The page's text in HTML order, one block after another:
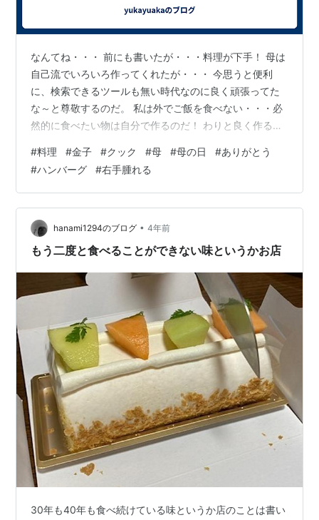
なんてね・・・ 前にも書いたが・・・料理が下手！ 母は
自己流でいろいろ作ってくれたが・・・ 今思うと便利
に、検索できるツールも無い時代なのに良く頑張ってた
な～と尊敬するのだ。 私は外でご飯を食べない・・・必
然的に食べたい物は自分で作るのだ！ わりと良く作る食
普段はやらないが、うっかりやってしまったことがあ
る。 『素手でこねる』をしてしまった・・・ よ～く手を
洗っても、昨今、素手で肉をこねるはやらない行為だ、
自宅でも・・・ だがしかし、私はその時、何故だか素手
で肉を鷲掴みしてしまった。 とっさに、やばいと思った
が・・・自分の分だけだし、『まっい…
#料理 #金子 #クック #母 #母の日 #ありがとう
#ハンバーグ #右手腫れる
hanami1294のブログ • 4年前
もう二度と食べることができない味というかお店
30年も40年も食べ続けている味というか店のことは書い